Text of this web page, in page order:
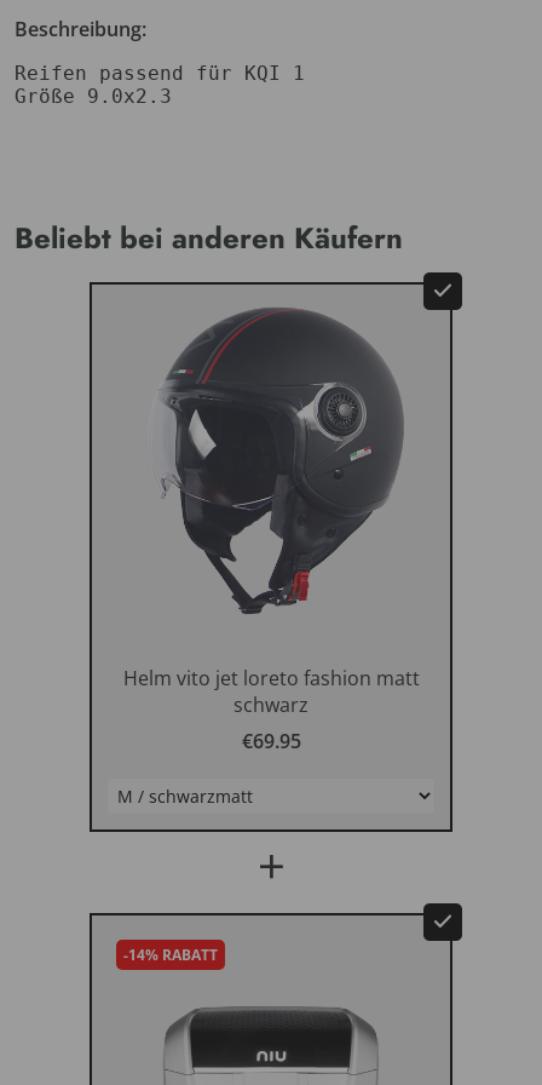
Beschreibung:
Reifen passend
für KQI 1
Größe 9.0x2.3
Beliebt bei anderen Käufern
Helm vito jet loreto fashion matt
schwarz
€69.95
+
-14% RABATT